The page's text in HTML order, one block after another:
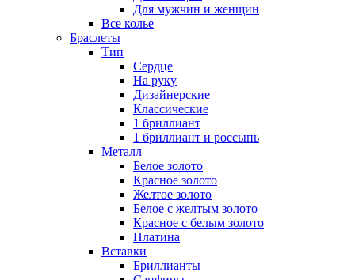
Для мужчин и женщин
Все колье
Браслеты
Тип
Сердце
На руку
Дизайнерские
Классические
1 бриллиант
1 бриллиант и россыпь
Металл
Белое золото
Красное золото
Желтое золото
Белое с желтым золото
Красное с белым золото
Платина
Вставки
Бриллианты